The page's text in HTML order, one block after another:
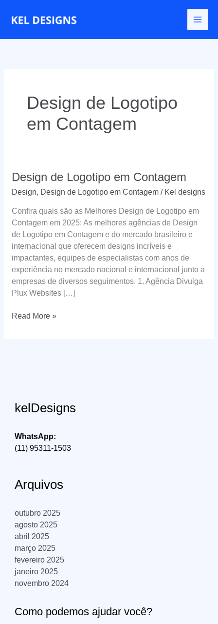
para
conteúdo
Design de Logotipo
em Contagem
Design de Logotipo em Contagem
Design, Design de Logotipo em Contagem/ Kel designs
Confira quais são as Melhores Design de Logotipo em
Contagem em 2025: As melhores agências de Design
de Logotipo em Contagem e do mercado brasileiro e
internacional que oferecem designs incríveis e
impactantes, equipes de especialistas com anos de
experiência no mercado nacional e internacional junto a
empresas de diversos seguimentos. 1. Agência Divulga
Plux Websites […]
Design
Read More »
kelDesigns
WhatsApp:
(11) 95311-1503
Arquivos
outubro 2025
agosto 2025
abril 2025
março 2025
fevereiro 2025
janeiro 2025
novembro 2024
Como podemos ajudar você?